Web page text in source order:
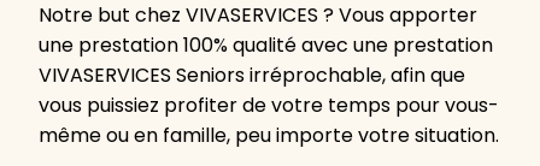
Notre but chez VIVASERVICES ? Vous apporter
une prestation 100% qualité avec une prestation
VIVASERVICES Seniors irréprochable, afin que
vous puissiez profiter de votre temps pour vous-
même ou en famille, peu importe votre situation.